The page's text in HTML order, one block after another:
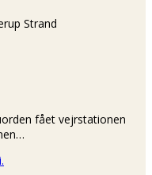
Strand
fået vejrstationen